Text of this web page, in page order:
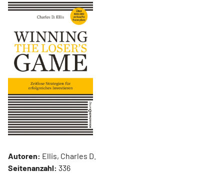
Autoren: Ellis, Charles D.
Seitenanzahl: 336